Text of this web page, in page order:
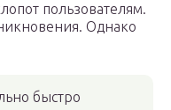
пользователям.
Однако
быстро